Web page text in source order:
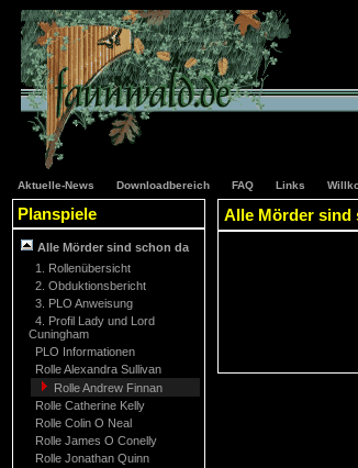
Aktuelle-News Downloadbereich FAQ Links
Planspiele
Alle Mörder sind schon da
1. Rollenübersicht
2. Obduktionsbericht
3. PLO Anweisung
4. Profil Lady und Lord
Cuningham
PLO Informationen
Rolle Alexandra Sullivan
Rolle Andrew Finnan
Rolle Catherine Kelly
Rolle Colin O Neal
Rolle James O Conelly
Rolle Jonathan Quinn
Alle Mörder sind